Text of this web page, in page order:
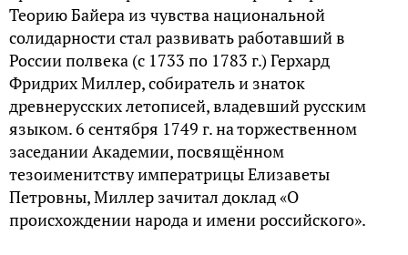
Теорию Байера из чувства национальной
солидарности стал развивать работавший в
России полвека (с 1733 по 1783 г.) Герхард
Фридрих Миллер, собиратель и знаток
древнерусских летописей, владевший русским
языком. 6 сентября 1749 г. на торжественном
заседании Академии, посвящённом
тезоименитству императрицы Елизаветы
Петровны, Миллер зачитал доклад «О
происхождении народа и имени российского».